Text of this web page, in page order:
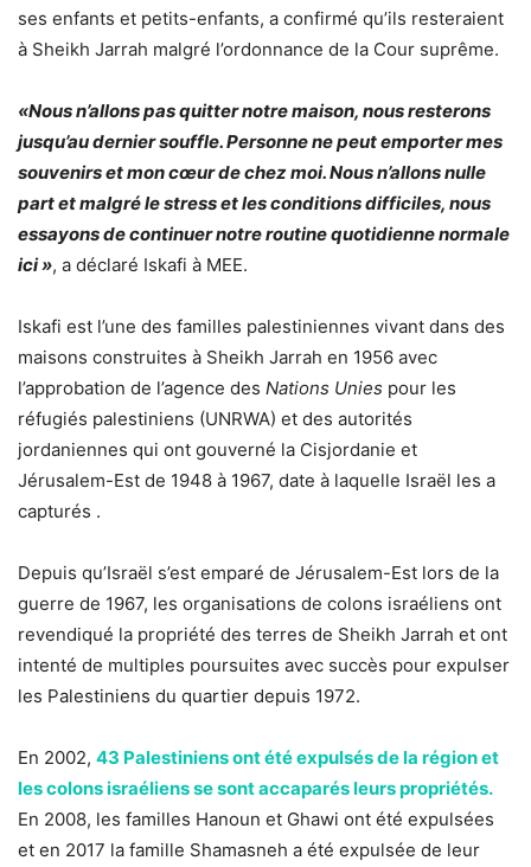
ses enfants et petits-enfants, a confirmé qu’ils resteraient
à Sheikh Jarrah malgré l’ordonnance de la Cour suprême.
«Nous n’allons pas quitter notre maison, nous resterons
jusqu’au dernier souffle. Personne ne peut emporter mes
souvenirs et mon cœur de chez moi. Nous n’allons nulle
part et malgré le stress et les conditions difficiles, nous
essayons de continuer notre routine quotidienne normale
ici », a déclaré Iskafi à MEE.
Iskafi est l’une des familles palestiniennes vivant dans des
maisons construites à Sheikh Jarrah en 1956 avec
l’approbation de l’agence des Nations Unies pour les
réfugiés palestiniens (UNRWA) et des autorités
jordaniennes qui ont gouverné la Cisjordanie et
Jérusalem-Est de 1948 à 1967, date à laquelle Israël les a
capturés .
Depuis qu’Israël s’est emparé de Jérusalem-Est lors de la
guerre de 1967, les organisations de colons israéliens ont
revendiqué la propriété des terres de Sheikh Jarrah et ont
intenté de multiples poursuites avec succès pour expulser
les Palestiniens du quartier depuis 1972.
En 2002, 43 Palestiniens ont été expulsés de la région et
les colons israéliens se sont accaparés leurs propriétés.
En 2008, les familles Hanoun et Ghawi ont été expulsées
et en 2017 la famille Shamasneh a été expulsée de leur